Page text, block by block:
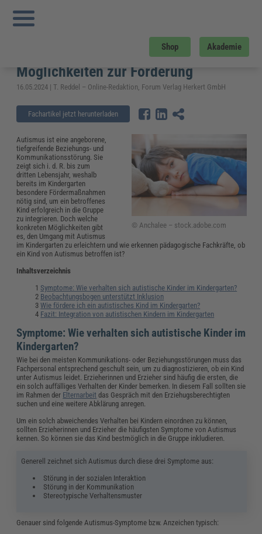
Shop Akademie
Sie sind hier:
Kindergarten: Symptome, Beobachtungsbogen und Möglichkeiten zur Förderung
Autismus Kindergarten: Symptome,
Beobachtungsbogen und
Möglichkeiten zur Förderung
16.05.2024 | T. Reddel – Online-Redaktion, Forum Verlag Herkert GmbH
Fachartikel jetzt herunterladen
© Anchalee – stock.adobe.com
Autismus ist eine angeborene,
tiefgreifende Beziehungs- und
Kommunikationsstörung. Sie
zeigt sich i. d. R. bis zum
dritten Lebensjahr, weshalb
bereits im Kindergarten
besondere Fördermaßnahmen
nötig sind, um ein betroffenes
Kind erfolgreich in die Gruppe
zu integrieren. Doch welche
konkreten Möglichkeiten gibt
es, den Umgang mit Autismus
im Kindergarten zu erleichtern und wie erkennen pädagogische Fachkräfte, ob
ein Kind von Autismus betroffen ist?
Inhaltsverzeichnis
Symptome: Wie verhalten sich autistische Kinder im Kindergarten?
Beobachtungsbogen unterstützt Inklusion
Wie fördere ich ein autistisches Kind im Kindergarten?
Fazit: Integration von autistischen Kindern im Kindergarten
Symptome: Wie verhalten sich autistische Kinder im
Kindergarten?
Wie bei den meisten Kommunikations- oder Beziehungsstörungen muss das
Fachpersonal entsprechend geschult sein, um zu diagnostizieren, ob ein Kind
unter Autismus leidet. Erzieherinnen und Erzieher sind häufig die ersten, die
ein solch auffälliges Verhalten der Kinder bemerken. In diesem Fall sollten sie
im Rahmen der Elternarbeit das Gespräch mit den Erziehugsberechtigten
suchen und eine weitere Abklärung anregen.
Um ein solch abweichendes Verhalten bei Kindern einordnen zu können,
sollten Erzieherinnen und Erzieher die häufigsten Symptome von Autismus
kennen. So können sie das Kind bestmöglich in die Gruppe inkludieren.
Generell zeichnet sich Autismus durch diese drei Symptome aus:
Störung in der sozialen Interaktion
Störung in der Kommunikation
Stereotypische Verhaltensmuster
Genauer sind folgende Autismus-Symptome bzw. Anzeichen typisch: